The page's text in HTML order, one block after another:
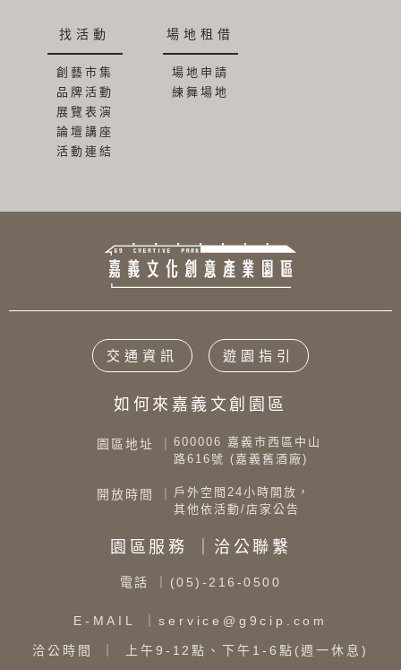
找活動
創藝市集
品牌活動
展覽表演
論壇講座
活動連結
場地租借
場地申請
練舞場地
交通資訊 遊園指引
如何來嘉義文創園區
園區地址 ｜ 600006 嘉義市西區中山
路616號 (嘉義舊酒廠)
開放時間 ｜ 戶外空間24小時開放，
其他依活動/店家公告
園區服務 ｜洽公聯繫
電話 ｜(05)-216-0500
E-MAIL ｜service@g9cip.com
洽公時間 ｜ 上午9-12點、下午1-6點(週一休息)